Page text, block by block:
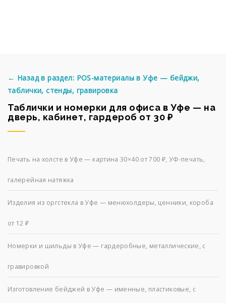
← Назад в раздел: POS-материалы в Уфе — бейджи,
таблички, стенды, гравировка
Таблички и номерки для офиса в Уфе — на
дверь, кабинет, гардероб от 30 ₽
Печать на холсте в Уфе — картина 30×40 от 700 ₽, УФ-печать,
галерейная натяжка
Изделия из оргстекла в Уфе — менюхолдеры, ценники, короба
от 12 ₽
Номерки и шильды в Уфе — гардеробные, металлические, с
гравировкой
Изготовление бейджей в Уфе — именные, пластиковые, с